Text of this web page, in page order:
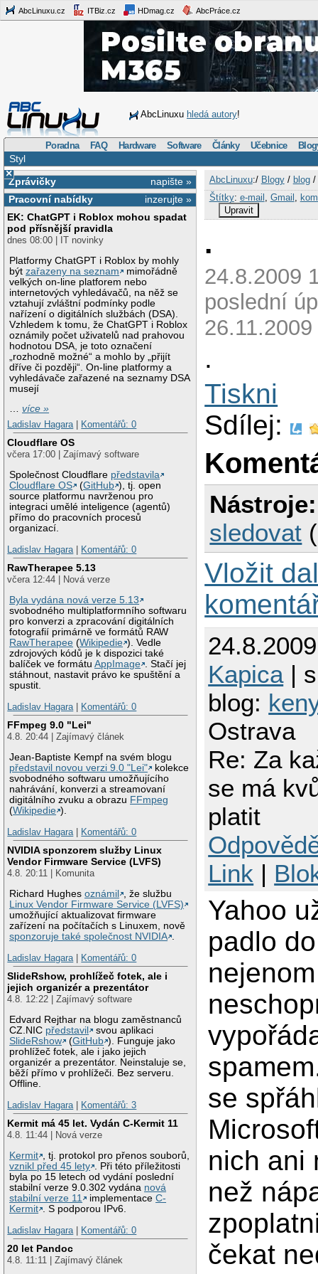
AbcLinuxu.cz ITBiz.cz HDmag.cz AbcPráce.cz
AbcLinuxu hledá autory!
Poradna FAQ Hardware Software Články Učebnice
Styl
×
napište »
Zprávičky
inzerujte »
Pracovní nabídky
EK: ChatGPT i Roblox mohou spadat
pod přísnější pravidla
dnes 08:00 | IT novinky
Platformy ChatGPT i Roblox by mohly
býtzařazeny na seznam
mimořádně
velkých on-line platforem nebo
internetových vyhledávačů, na něž se
vztahují zvláštní podmínky podle
nařízení o digitálních službách (DSA).
Vzhledem k tomu, že ChatGPT i Roblox
oznámily počet uživatelů nad prahovou
hodnotou DSA, je toto označení
„rozhodně možné“ a mohlo by „přijít
dříve či později“. On-line platformy a
vyhledávače zařazené na seznamy DSA
musejí
…více »
Ladislav Hagara
Komentářů: 0
Cloudflare OS
včera 17:00 | Zajímavý software
Společnost Cloudflare představila
Cloudflare OS
(GitHub ), tj. open
source platformu navrženou pro
integraci umělé inteligence (agentů)
přímo do pracovních procesů
organizací.
Ladislav Hagara
Komentářů: 0
RawTherapee 5.13
včera 12:44 | Nová verze
Byla vydána nová verze 5.13
svobodného multiplatformního softwaru
pro konverzi a zpracování digitálních
fotografií primárně ve formátů RAW
RawTherapee (Wikipedie ). Vedle
zdrojových kódů je k dispozici také
balíček ve formátuAppImage . Stačí jej
stáhnout, nastavit právo ke spuštění a
spustit.
Ladislav Hagara
Komentářů: 0
FFmpeg 9.0 "Lei"
4.8. 20:44 | Zajímavý článek
Jean-Baptiste Kempf na svém blogu
představil novou verzi 9.0 "Lei"
kolekce
svobodného softwaru umožňujícího
nahrávání, konverzi a streamovaní
digitálního zvuku a obrazu FFmpeg
(Wikipedie ).
Ladislav Hagara
Komentářů: 0
NVIDIA sponzorem služby Linux
Vendor Firmware Service (LVFS)
4.8. 20:11 | Komunita
Richard Hughesoznámil
, že službu
Linux Vendor Firmware Service (LVFS)
umožňující aktualizovat firmware
zařízení na počítačích s Linuxem, nově
sponzoruje také společnost NVIDIA .
Ladislav Hagara | Komentářů: 0
SlideRshow, prohlížeč fotek, ale i
jejich organizér a prezentátor
4.8. 12:22 | Zajímavý software
Edvard Rejthar na blogu zaměstnanců
CZ.NIC představil
svou aplikaci
SlideRshow
(GitHub ). Funguje jako
prohlížeč fotek, ale i jako jejich
organizér a prezentátor. Neinstaluje se,
běží přímo v prohlížeči. Bez serveru.
Offline.
Ladislav Hagara | Komentářů: 3
Kermit má 45 let. Vydán C-Kermit 11
4.8. 11:44 | Nová verze
Kermit , tj. protokol pro přenos souborů,
vznikl před 45 lety . Při této příležitosti
byla po 15 letech od vydání poslední
stabilní verze 9.0.302 vydána nová
stabilní verze 11
implementaceC-
Kermit . S podporou IPv6.
Ladislav Hagara | Komentářů: 0
20 let Pandoc
4.8. 11:11 | Zajímavý článek
AbcLinuxu:/ Blogy/ blog/
Štítky: e-mail Gmail
Upravit
.
24.8.2009
poslední
.
Tiskni
Sdílej:
Nástroje:
sledovat
Vložit
Kapica |
blog:
Ostrava
Re: Za
se má
platit
Link |
Yahoo
padlo
se
nich ani
než
čekat